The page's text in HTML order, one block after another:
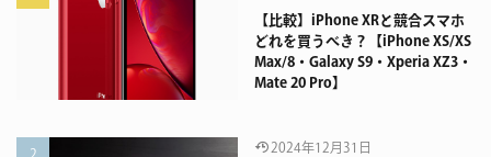
【比較】iPhone XRと競合スマホ
どれを買うべき？【iPhone XS/XS
Max/8・Galaxy S9・Xperia XZ3・
Mate 20 Pro】
2024年12月31日